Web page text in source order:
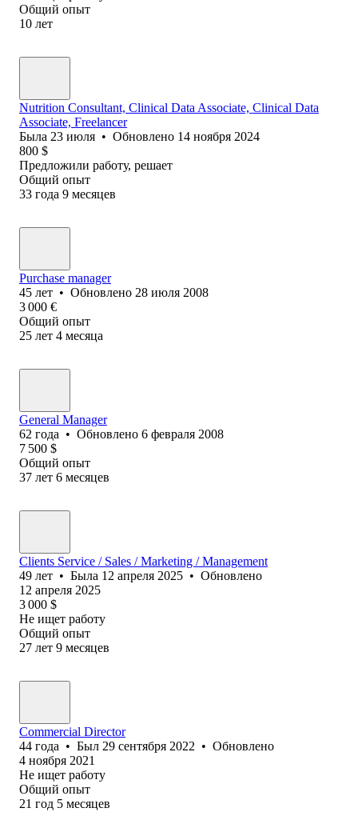
Общий опыт
10 лет
Nutrition Consultant, Clinical Data Associate, Clinical Data
Associate, Freelancer
Была 23 июля • Обновлено 14 ноября 2024
800 $
Предложили работу, решает
Общий опыт
33 года 9 месяцев
Purchase manager
45 лет • Обновлено 28 июля 2008
3 000 €
Общий опыт
25 лет 4 месяца
General Manager
62 года • Обновлено 6 февраля 2008
7 500 $
Общий опыт
37 лет 6 месяцев
Clients Service / Sales / Marketing / Management
49 лет • Была 12 апреля 2025 • Обновлено
12 апреля 2025
3 000 $
Не ищет работу
Общий опыт
27 лет 9 месяцев
Commercial Director
44 года • Был 29 сентября 2022 • Обновлено
4 ноября 2021
Не ищет работу
Общий опыт
21 год 5 месяцев